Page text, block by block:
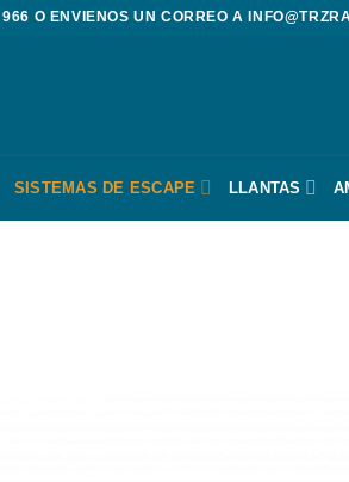
O ENVIENOS UN CORREO A
SISTEMAS DE ESCAPE LLANTAS